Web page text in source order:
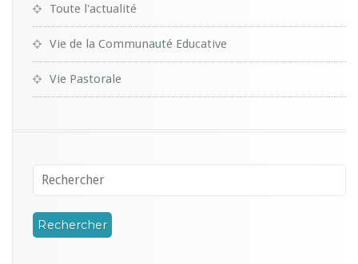
Toute l'actualité
Vie de la Communauté Educative
Vie Pastorale